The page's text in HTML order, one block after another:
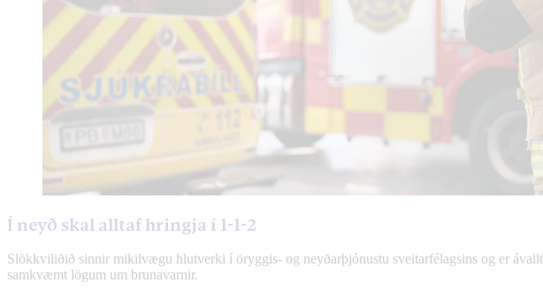
Í neyð skal alltaf hringja í 1-1-2
Slökkviliðið sinnir mikilvægu hlutverki í öryggis- og neyðarþjónustu sveitarfélagsins og er
samkvæmt lögum um brunavarnir.